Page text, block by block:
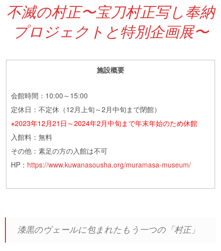
不滅の村正〜宝刀村正写し奉納
プロジェクトと特別企画展〜
施設概要
会館時間：10:00～15:00
定休日：不定休（12月上旬～2月中旬まで閉館）
※2023年12月21日～2024年2月中旬まで年末年始のため休館
入館料：無料
その他：素足の方の入館は不可
HP： https://www.kuwanasousha.org/muramasa-museum/
漆黒のヴェールに包まれたもう一つの「村正」